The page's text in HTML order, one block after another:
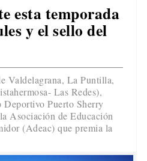
esta temporada
y el sello del
Valdelagrana, La Puntilla,
Las Redes),
Deportivo Puerto Sherry
Asociación de Educación
(Adeac) que premia la